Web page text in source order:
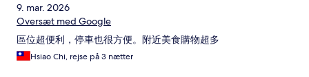
9. mar. 2026
Oversæt med Google
區位超便利，停車也很方便。附近美食購物超多
Hsiao Chi, rejse på 3 nætter